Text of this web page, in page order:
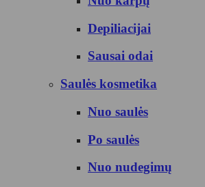
Depiliacijai
Sausai odai
Saulės kosmetika
Nuo saulės
Po saulės
Nuo nudegimų